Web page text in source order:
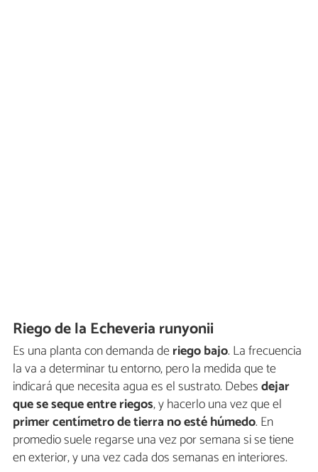
Riego de la Echeveria runyonii
Es una planta con demanda deriego bajo. La frecuencia
la va a determinar tu entorno, pero la medida que te
indicará que necesita agua es el sustrato. Debesdejar
que se seque entre riegos, y hacerlo una vez que el
primer centímetro de tierra no esté húmedo. En
promedio suele regarse una vez por semana si se tiene
en exterior, y una vez cada dos semanas en interiores.